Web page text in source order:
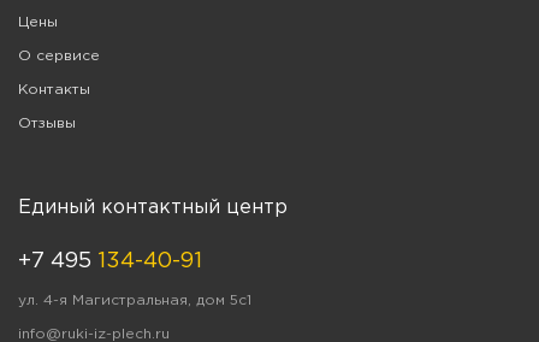
Цены
О сервисе
Контакты
Отзывы
Единый контактный центр
+7 495 134-40-91
ул. 4-я Магистральная, дом 5с1
info@ruki-iz-plech.ru